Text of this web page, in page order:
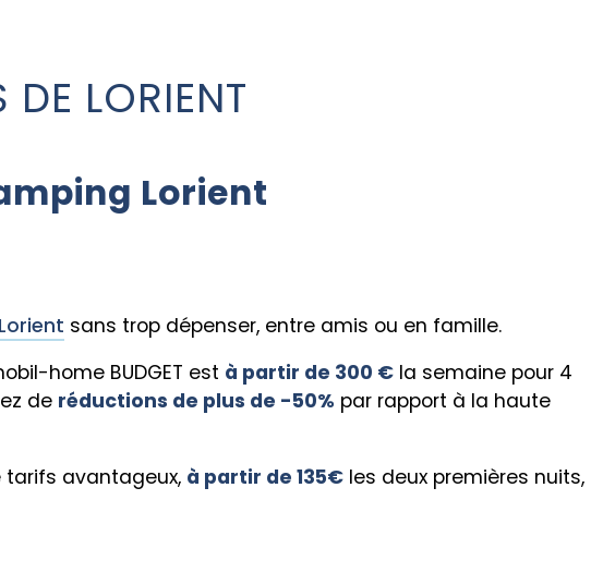
LORIENT
Lorient
sans trop dépenser, entre amis ou en famille.
home BUDGET est à partir de 300 € la semaine pour 4
de réductions de plus de -50% par rapport à la haute
tarifs avantageux, à partir de 135€ les deux premières nuits,